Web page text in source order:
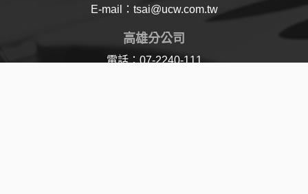
E-mail：tsai@ucw.com.tw
高雄分公司
電話：07-2240-111